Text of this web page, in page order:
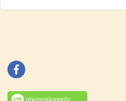
ptwmonksupply